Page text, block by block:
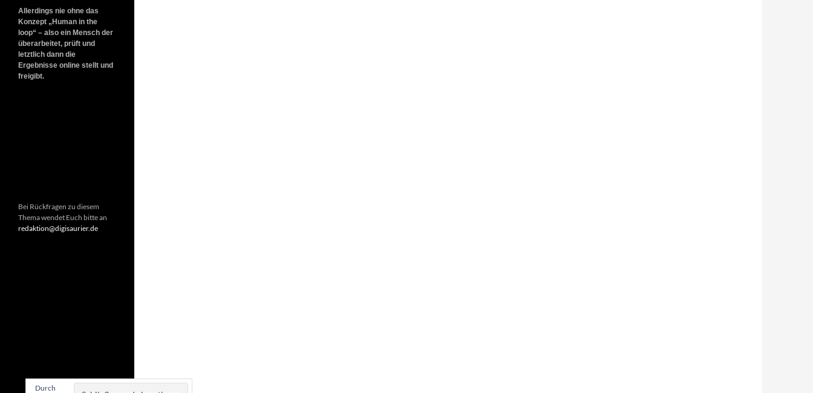
Allerdings nie ohne das
Konzept „Human in the
loop“ – also ein Mensch der
überarbeitet, prüft und
letztlich dann die
Ergebnisse online stellt und
freigibt.
Bei Rückfragen zu diesem
Thema wendet Euch bitte an
redaktion@digisaurier.de
Durch